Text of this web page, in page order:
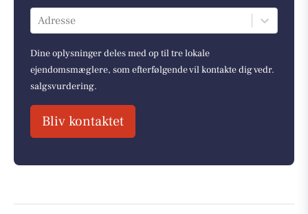
Adresse
Dine oplysninger deles med op til tre lokale
ejendomsmæglere, som efterfølgende vil kontakte dig vedr.
salgsvurdering.
Bliv kontaktet